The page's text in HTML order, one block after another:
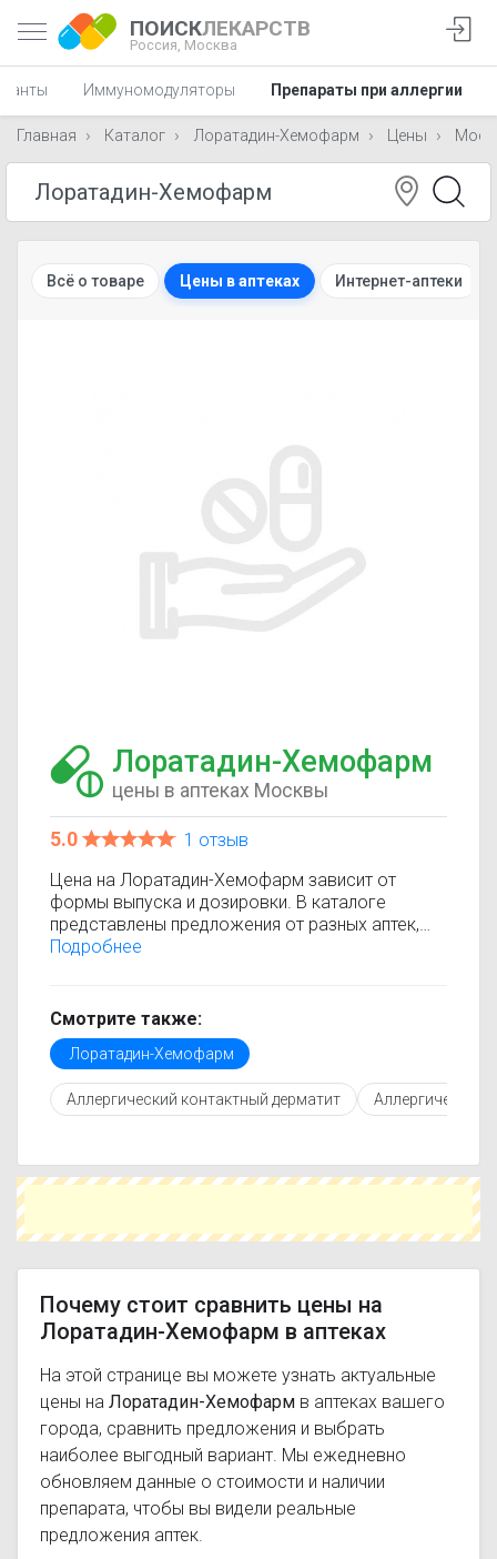
ПОИСКЛЕКАРСТВ
Россия, Москва
Иммуномодуляторы Препараты при аллергии
Главная Каталог Лоратадин-Хемофарм Цены
Всё о товаре Цены в аптеках Интернет-аптеки
Лоратадин-Хемофарм
цены в аптеках Москвы
5.0
1 отзыв
Цена на Лоратадин-Хемофарм зависит от
формы выпуска и дозировки. В каталоге
представлены предложения от разных аптек,
что позволяет быстро найти, где купить
обновляется, поэтому вы видите только
актуальные данные.
Перед покупкой рекомендуется ознакомиться с
инструкцией по применению, показаниями и
противопоказаниями. При необходимости вы
веществом или более доступной ценой.
Чтобы купить Лоратадин-Хемофарм в
сравните предложения. Это поможет
Подробнее
Смотрите также:
Лоратадин-Хемофарм
Аллергический контактный дерматит Аллергический
Почему стоит сравнить цены на
Лоратадин-Хемофарм в аптеках
На этой странице вы можете узнать актуальные
цены на Лоратадин-Хемофарм в аптеках вашего
города, сравнить предложения и выбрать
наиболее выгодный вариант. Мы ежедневно
обновляем данные о стоимости и наличии
препарата, чтобы вы видели реальные
предложения аптек.